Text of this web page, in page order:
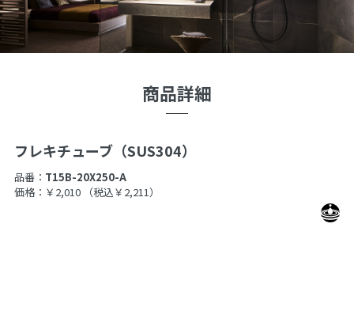
商品詳細
フレキチューブ（SUS304）
品番： T15B-20X250-A
価格：￥2,010
（税込￥2,211）